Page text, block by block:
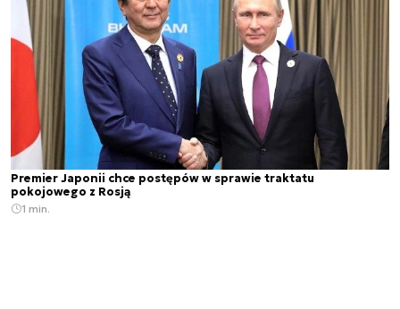
Premier Japonii chce postępów w sprawie traktatu
pokojowego z Rosją
1 min.